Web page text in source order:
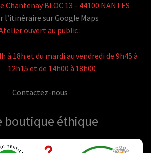
Chantenay BLOC 13 – 44100 NANTES
l’itinéraire sur Google Maps
ouvert au public :
à 18h et du mardi au vendredi de 9h45 à
12h15 et de 14h00 à 18h00
Contactez-nous
boutique éthique